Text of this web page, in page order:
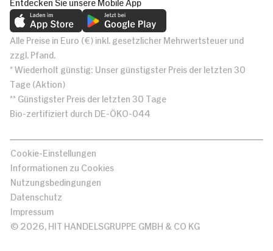
Alle Preise in Euro (€) inkl. gesetzlicher Mehrwertsteuer und
zzgl. Pfand.
* Wiederholt günstig: Unser günstigster Preis der letzten 30
Tage (Aktion)
** Günstigster Preis der letzten 30 Tage
Bio-zertifiziert durch DE-ÖKO-044
Cookie-Einstellungen
Informationen zu Cookies
Nutzungsbedingungen
Datenschutz
Impressum
© 2026, HIT HANDELSGRUPPE GMBH & CO KG